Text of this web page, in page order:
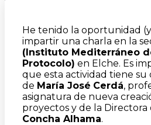
He tenido la oportunidad
impartir una charla en la
(Instituto Mediterráneo
Protocolo) en Elche. Es
que esta actividad tiene su
de María José Cerdá,
asignatura de nueva
proyectos y de la Directora
Concha Alhama.